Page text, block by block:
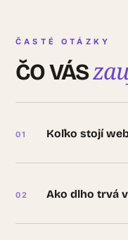
ČASTÉ OTÁZKY
ČO VÁS
Koľko stojí
Ako dlho trvá